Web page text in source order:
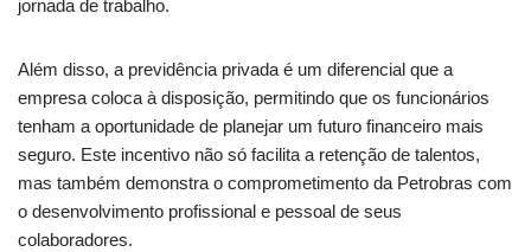
jornada de trabalho.
Além disso, a previdência privada é um diferencial que a
empresa coloca à disposição, permitindo que os funcionários
tenham a oportunidade de planejar um futuro financeiro mais
seguro. Este incentivo não só facilita a retenção de talentos,
mas também demonstra o comprometimento da Petrobras com
o desenvolvimento profissional e pessoal de seus
colaboradores.